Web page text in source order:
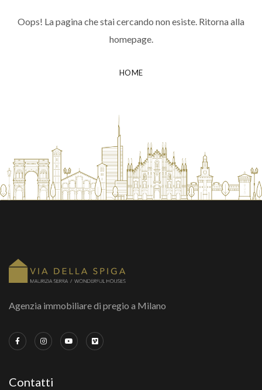
Oops! La pagina che stai cercando non esiste. Ritorna alla
homepage.
HOME
Agenzia immobiliare di pregio a Milano
Contatti